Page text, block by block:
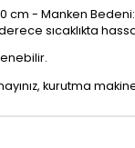
cm - Manken Bedeni:
sıcaklıkta
kurutma